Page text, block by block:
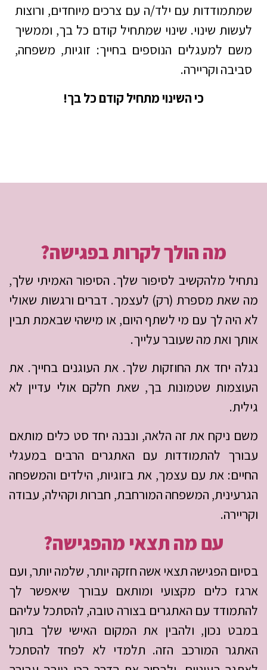
שמתמודדות עם ילד/ה עם צרכים מיוחדים, ורוצות
לעשות שינוי. שינוי שמתחיל קודם כל בך, וממשיך
משם למעגלים הנוספים בחייך: זוגיות, משפחה,
סביבה וקריירה.
כי השינוי מתחיל קודם כל בך!
מה הולך לקרות בפגישה?
נתחיל מלהקשיב לסיפור שלך. הסיפור האמיתי שלך,
מה שאת מספרת (רק) לעצמך. דברים ורגשות שאולי
לא היה לך עם מי לשתף היום, או מישהי שבאמת תבין
אותך ואת מה שעובר עלייך.
נגלה יחד את החוזקות שלך. את העוגנים בחייך. את
העוצמות שטמונות בך, שאת חלקם אולי עדיין לא
גילית.
משם ניקח את זה הלאה, ונבנה יחד סט כלים מותאם
עבורך להתמודדות עם האתגרים הרבים במעגלי
החיים: את עם עצמך, את בזוגיות, הילדים והמשפחה
הגרעינית, המשפחה המורחבת, חברות וקהילה, עבודה
וקריירה.
עם מה תצאי מהפגישה?
בסיום הפגישה תצאי אשה חזקה יותר, שלמה יותר, ועם
ארגז כלים מקצועי ומותאם עבורך שיאפשר לך
להתמודד עם האתגרים בצורה טובה, להסתכל עליהם
במבט נכון, ולהבין את המקום האישי שלך בתוך
האתגר המורכב הזה. תלמדי לא לפחד להסתכל